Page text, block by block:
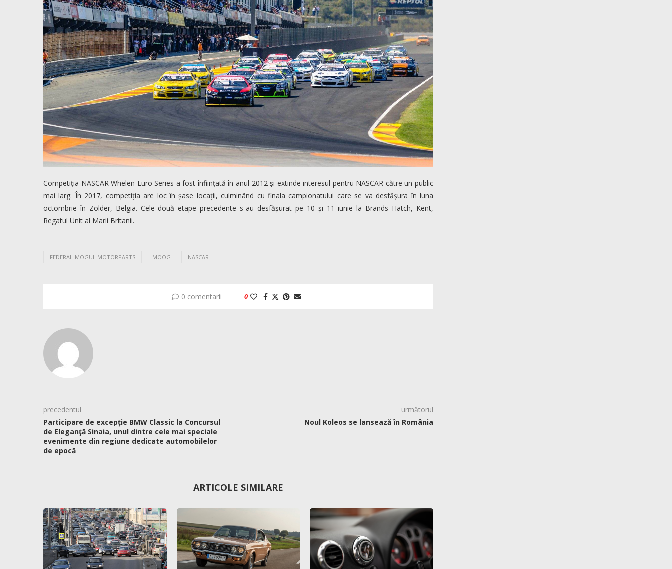
Competiția NASCAR Whelen Euro Series a fost înființată în anul 2012 și extinde interesul pentru NASCAR către un public
mai larg. În 2017, competiția are loc în șase locații, culminând cu finala campionatului care se va desfășura în luna
octombrie în Zolder, Belgia. Cele două etape precedente s-au desfășurat pe 10 și 11 iunie la Brands Hatch, Kent,
Regatul Unit al Marii Britanii.
FEDERAL-MOGUL MOTORPARTS MOOG NASCAR
0 comentarii 0
precedentul
Participare de excepţie BMW Classic la Concursul
de Eleganţă Sinaia, unul dintre cele mai speciale
evenimente din regiune dedicate automobilelor
de epocă
următorul
Noul Koleos se lansează în România
ARTICOLE SIMILARE